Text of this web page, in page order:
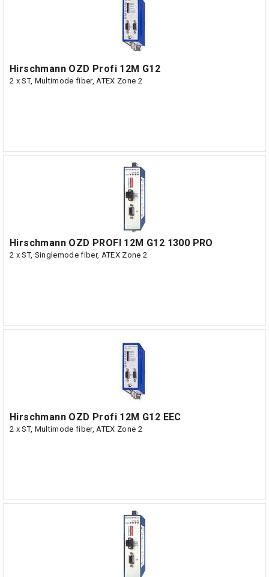
Hirschmann OZD Profi 12M G12
2 x ST, Multimode fiber, ATEX Zone 2
Hirschmann OZD PROFI 12M G12 1300 PRO
2 x ST, Singlemode fiber, ATEX Zone 2
Hirschmann OZD Profi 12M G12 EEC
2 x ST, Multimode fiber, ATEX Zone 2